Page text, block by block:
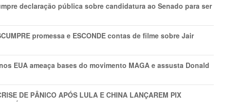
declaração pública sobre candidatura ao Senado para ser
promessa e ESCONDE contas de filme sobre Jair
EUA ameaça bases do movimento MAGA e assusta Donald
DE PÂNlCO APÓS LULA E CHINA LANÇAREM PIX